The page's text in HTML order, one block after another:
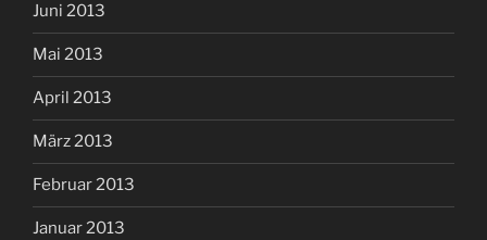
Juni 2013
Mai 2013
April 2013
März 2013
Februar 2013
Januar 2013